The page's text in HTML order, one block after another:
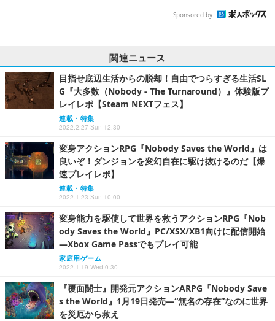
Sponsored by
関連ニュース
目指せ底辺生活からの脱却！自由でつらすぎる生活SL
G『大多数（Nobody - The Turnaround）』体験版プ
レイレポ【Steam NEXTフェス】
連載・特集
2022.2.27 Sun 12:30
変身アクションRPG『Nobody Saves the World』は
良いぞ！ダンジョンを変幻自在に駆け抜けるのだ【爆
速プレイレポ】
連載・特集
2022.1.23 Sun 10:00
変身能力を駆使して世界を救うアクションRPG『Nob
ody Saves the World』PC/XSX/XB1向けに配信開始
―Xbox Game Passでもプレイ可能
家庭用ゲーム
2022.1.19 Wed 0:30
『覆面闘士』開発元アクションARPG『Nobody Save
s the World』1月19日発売―“無名の存在”なのに世界
を災厄から救え